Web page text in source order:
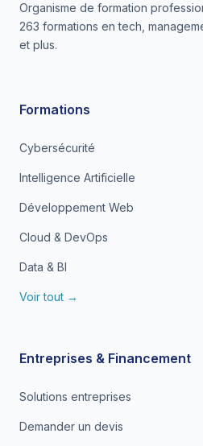
Organisme de formation
263 formations en tech,
et plus.
Formations
Cybersécurité
Intelligence Artificielle
Développement Web
Cloud & DevOps
Data & BI
Voir tout →
Entreprises & Financement
Solutions entreprises
Demander un devis